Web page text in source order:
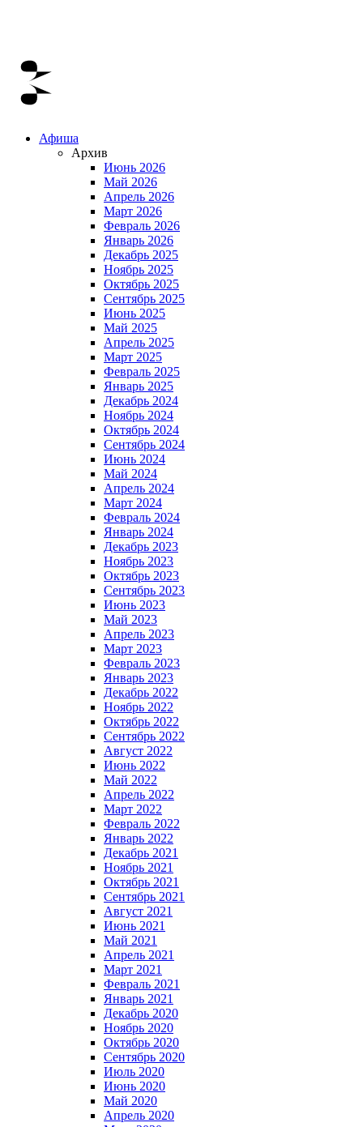
Афиша
Архив
Июнь 2026
Май 2026
Апрель 2026
Март 2026
Февраль 2026
Январь 2026
Декабрь 2025
Ноябрь 2025
Октябрь 2025
Сентябрь 2025
Июнь 2025
Май 2025
Апрель 2025
Март 2025
Февраль 2025
Январь 2025
Декабрь 2024
Ноябрь 2024
Октябрь 2024
Сентябрь 2024
Июнь 2024
Май 2024
Апрель 2024
Март 2024
Февраль 2024
Январь 2024
Декабрь 2023
Ноябрь 2023
Октябрь 2023
Сентябрь 2023
Июнь 2023
Май 2023
Апрель 2023
Март 2023
Февраль 2023
Январь 2023
Декабрь 2022
Ноябрь 2022
Октябрь 2022
Сентябрь 2022
Август 2022
Июнь 2022
Май 2022
Апрель 2022
Март 2022
Февраль 2022
Январь 2022
Декабрь 2021
Ноябрь 2021
Октябрь 2021
Сентябрь 2021
Август 2021
Июнь 2021
Май 2021
Апрель 2021
Март 2021
Февраль 2021
Январь 2021
Декабрь 2020
Ноябрь 2020
Октябрь 2020
Сентябрь 2020
Июль 2020
Июнь 2020
Май 2020
Апрель 2020